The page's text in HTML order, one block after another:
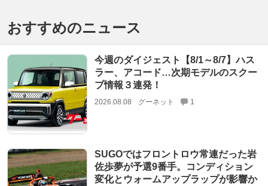
おすすめのニュース
今週のダイジェスト【8/1～8/7】ハス
ラー、アコード…次期モデルのスクー
プ情報３連発！
2026.08.08 グーネット 1
SUGOではフロントロウ常連だった岩
佐歩夢が予選9番手。コンディション
変化とウォームアップラップが影響か